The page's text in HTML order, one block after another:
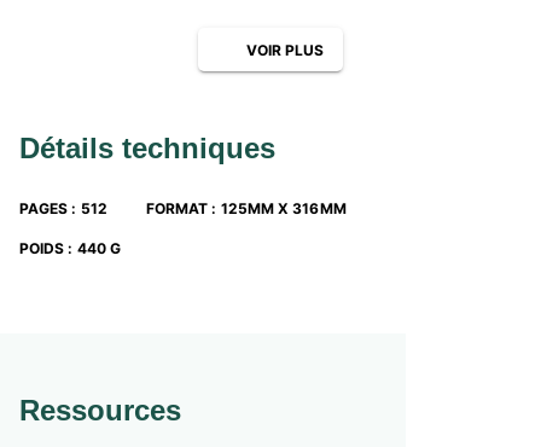
VOIR PLUS
Détails techniques
PAGES : 512 FORMAT : 125MM X 316MM
POIDS : 440 G
Ressources